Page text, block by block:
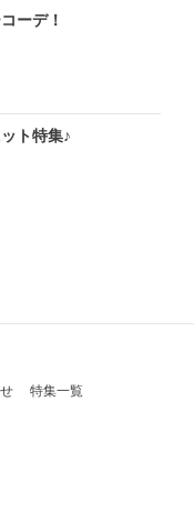
ーデ！
ト特集♪
特集一覧